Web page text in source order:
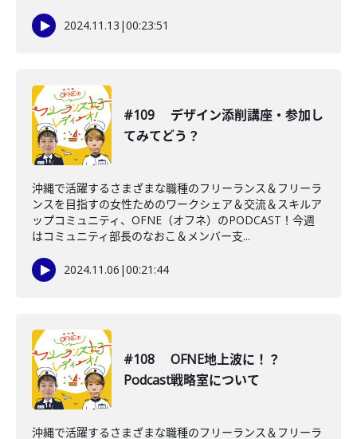
2024.11.13 |00:23:51
#109 デザイン添削講座・参加し
てみてどう？
沖縄で活躍するさまざまな職種のフリーランス＆フリーラ
ンスを目指すの女性ためのワークシェア＆交流＆スキルア
ップコミュニティ、OFNE（オフネ）のPODCAST！今週
はコミュニティ部長のなおこ＆メンバー支...
2024.11.06 |00:21:44
#108 OFNE地上波に！？
Podcast戦略室について
沖縄で活躍するさまざまな職種のフリーランス＆フリーラ